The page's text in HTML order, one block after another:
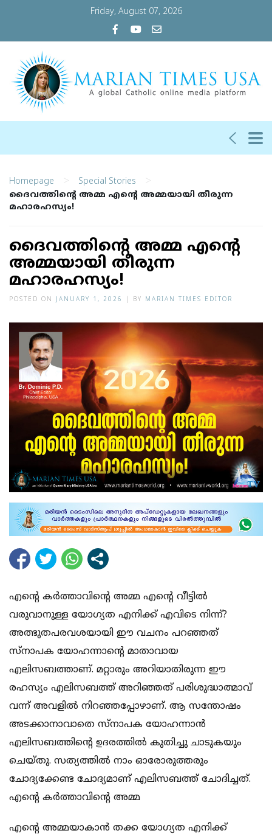
Friday, August 07, 2026
Homepage > Special Stories >
ദൈവത്തിന്റെ അമ്മ എന്റെ അമ്മയായി തീരുന്ന
മഹാരഹസ്യം!
ദൈവത്തിന്റെ അമ്മ എന്റെ
അമ്മയായി തീരുന്ന
മഹാരഹസ്യം!
POSTED ON JANUARY 1, 2026 BY MARIAN TIMES EDITOR
എന്റെ കര്‍ത്താവിന്റെ അമ്മ എന്റെ വീട്ടില്‍
വരുവാനുള്ള യോഗ്യത എനിക്ക് എവിടെ നിന്ന്?
അത്ഭുതപരവശയായി ഈ വചനം പറഞ്ഞത്
സ്‌നാപക യോഹന്നാന്റെ മാതാവായ
എലിസബത്താണ്. മറ്റാരും അറിയാതിരുന്ന ഈ
രഹസ്യം എലിസബത്ത് അറിഞ്ഞത് പരിശുദ്ധാത്മാവ്
വന്ന് അവളില്‍ നിറഞ്ഞപ്പോഴാണ്. ആ സന്തോഷം
അടക്കാനാവാതെ സ്‌നാപക യോഹന്നാന്‍
എലിസബത്തിന്റെ ഉദരത്തില്‍ കുതിച്ചു ചാടുകയും
ചെയ്തു. സത്യത്തില്‍ നാം ഓരോരുത്തരും
ചോദ്യക്കേണ്ട ചോദ്യമാണ് എലിസബത്ത് ചോദിച്ചത്.
എന്റെ കര്‍ത്താവിന്റെ അമ്മ
എന്റെ അമ്മയാകാന്‍ തക്ക യോഗ്യത എനിക്ക്